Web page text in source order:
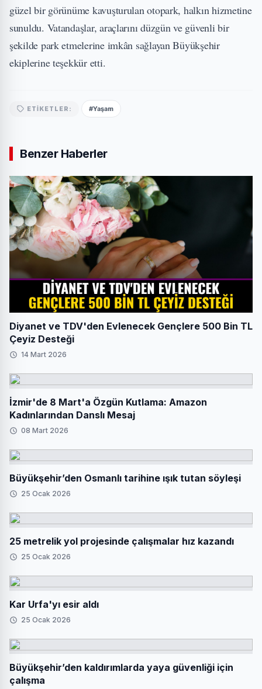
güzel bir görünüme kavuşturulan otopark, halkın hizmetine
sunuldu. Vatandaşlar, araçlarını düzgün ve güvenli bir
şekilde park etmelerine imkân sağlayan Büyükşehir
ekiplerine teşekkür etti.
ETIKETLER: #Yaşam
Benzer Haberler
Diyanet ve TDV'den Evlenecek Gençlere 500 Bin TL
Çeyiz Desteği
14 Mart 2026
İzmir'de 8 Mart'a Özgün Kutlama: Amazon
Kadınlarından Danslı Mesaj
08 Mart 2026
Büyükşehir’den Osmanlı tarihine ışık tutan söyleşi
25 Ocak 2026
25 metrelik yol projesinde çalışmalar hız kazandı
25 Ocak 2026
Kar Urfa'yı esir aldı
25 Ocak 2026
Büyükşehir’den kaldırımlarda yaya güvenliği için
çalışma